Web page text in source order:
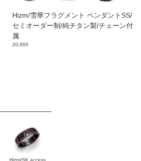
Hizm/雪華フラグメント ペンダントSS/
セミオーダー制/純チタン製/チェーン付
属
20,000